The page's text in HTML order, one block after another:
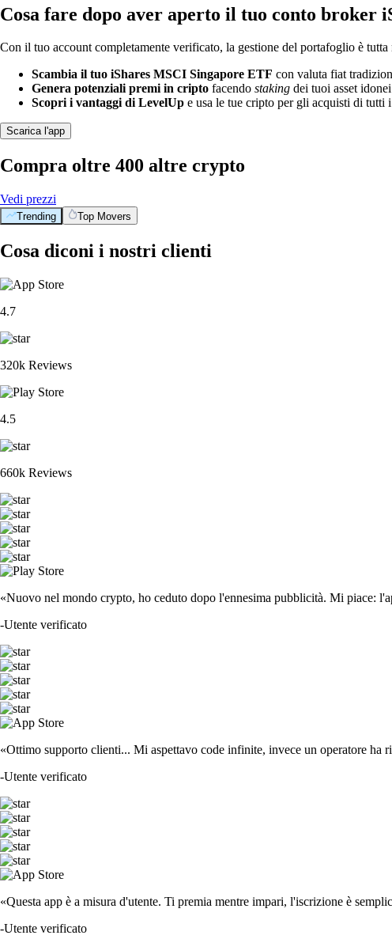
Cosa fare dopo aver aperto il tuo conto broker
Con il tuo account completamente verificato, la gestione del portafoglio è
Scambia il tuo iShares MSCI Singapore ETF con valuta fiat
Genera potenziali premi in cripto facendo staking dei tuoi asset
Scopri i vantaggi di LevelUp e usa le tue cripto per gli acquisti di tutti
Scarica l'app
Compra oltre 400 altre crypto
Vedi prezzi
Trending Top Movers
Cosa diconi i nostri clienti
4.7
320k Reviews
4.5
660k Reviews
«Nuovo nel mondo crypto, ho ceduto dopo l'ennesima pubblicità. Mi piace:
-Utente verificato
«Ottimo supporto clienti... Mi aspettavo code infinite, invece un operatore ha
-Utente verificato
«Questa app è a misura d'utente. Ti premia mentre impari, l'iscrizione è
-Utente verificato